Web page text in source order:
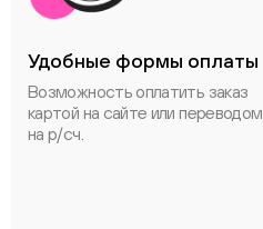
Удобные формы оплаты
Возможность оплатить заказ
картой на сайте или переводом
на р/сч.